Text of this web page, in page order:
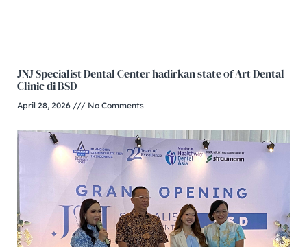
JNJ Specialist Dental Center hadirkan state of Art Dental
Clinic di BSD
April 28, 2026 No Comments